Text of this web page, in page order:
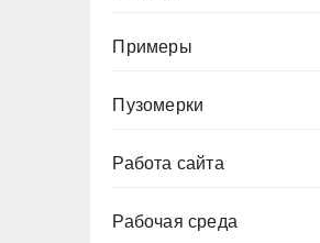
Примеры
Пузомерки
Работа сайта
Рабочая среда